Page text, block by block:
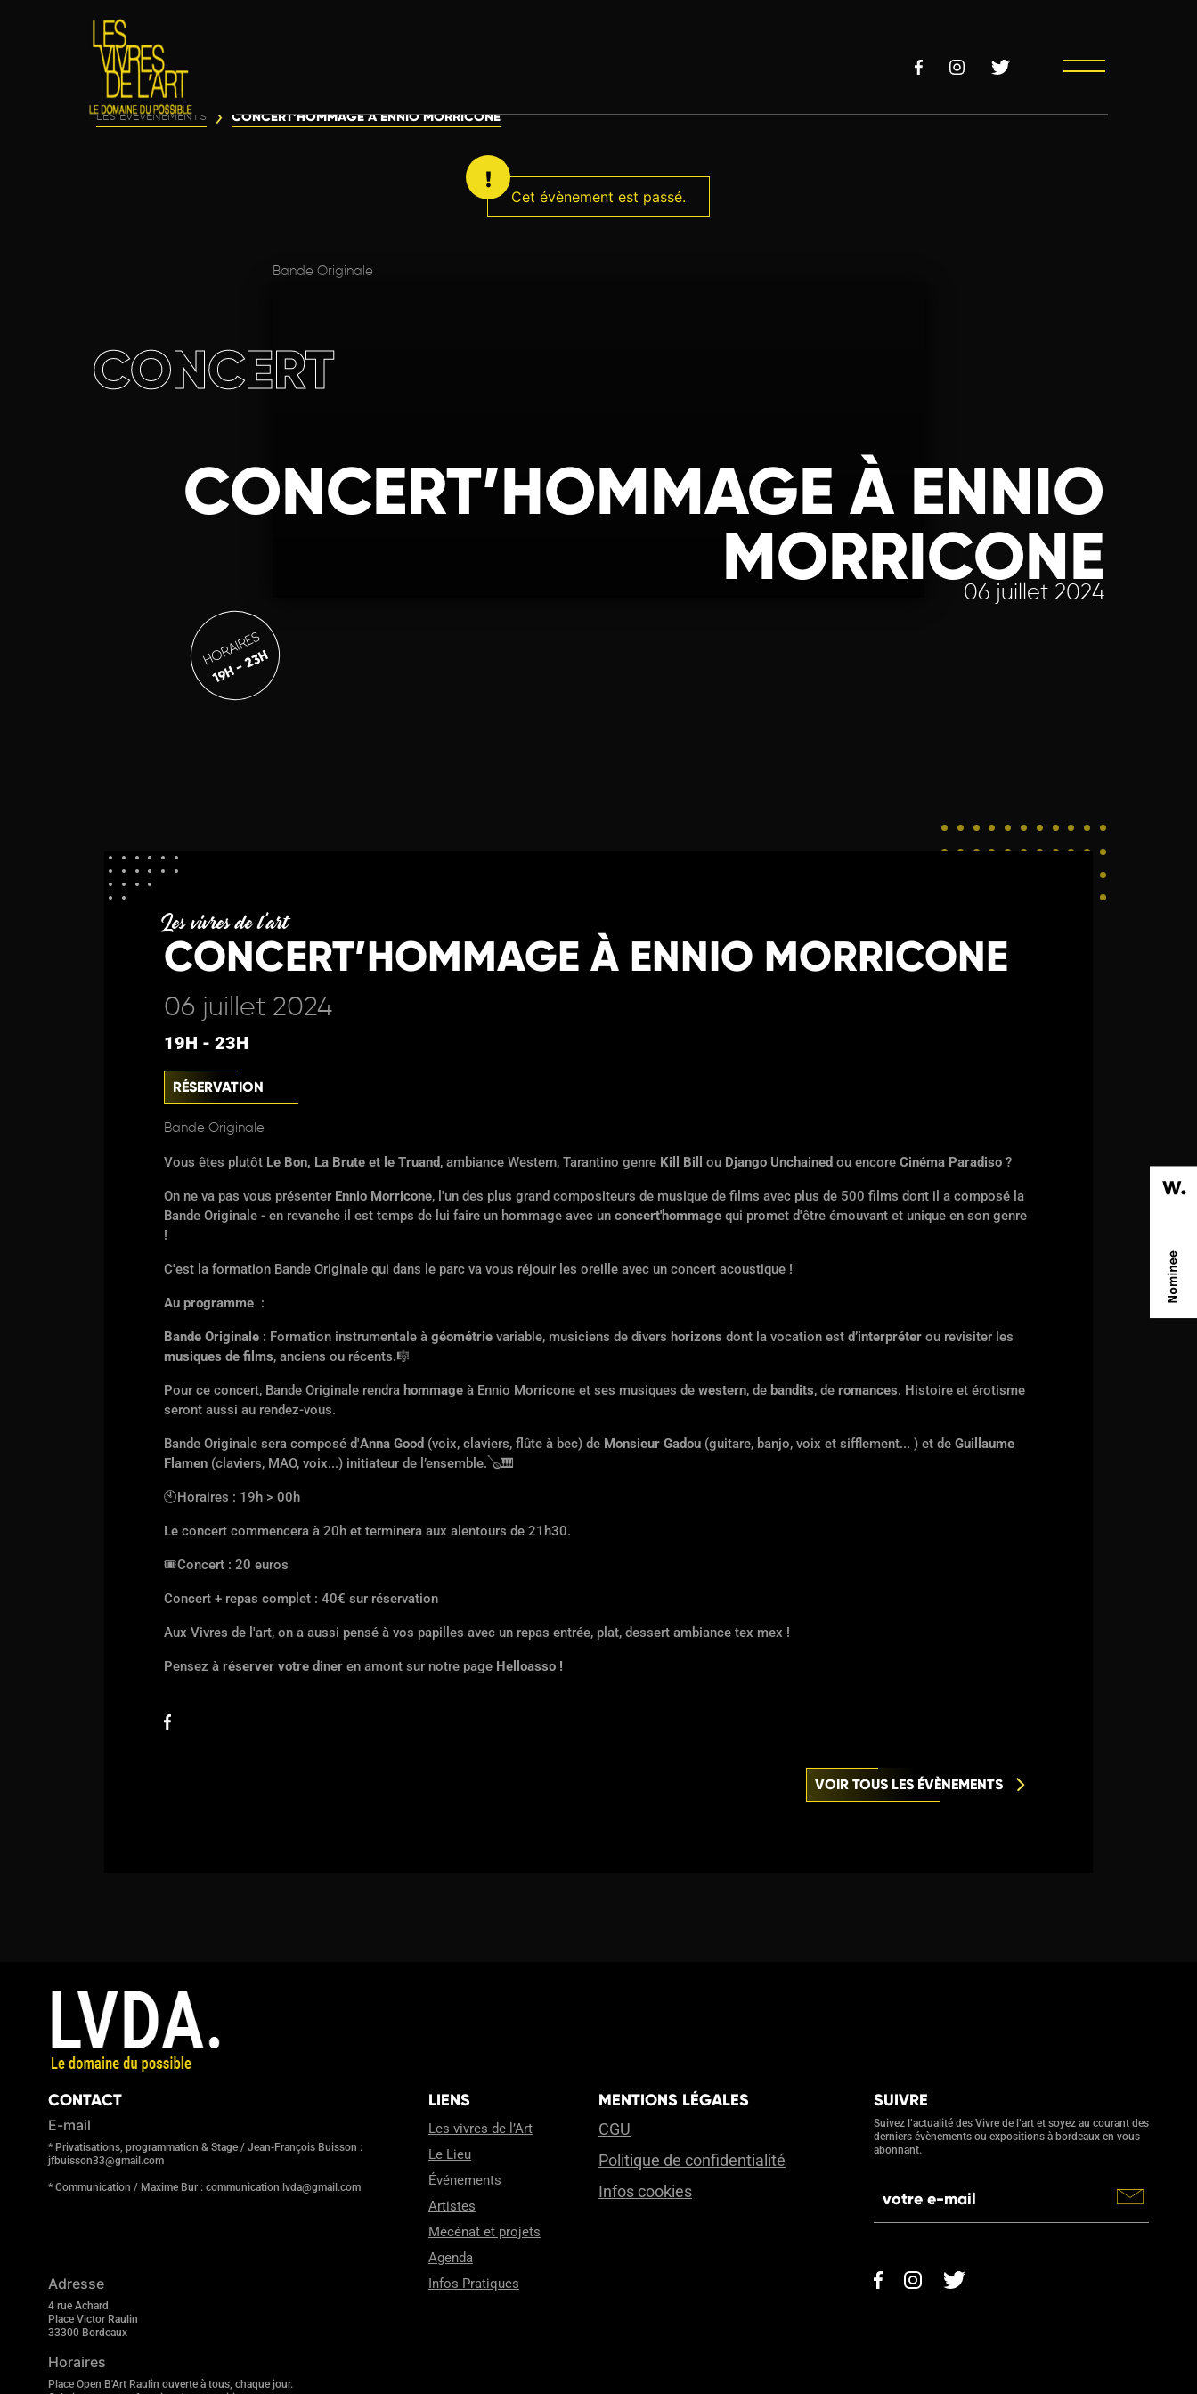
Cet évènement est passé.
LES ÉVÈVENEMENTS CONCERT’HOMMAGE À ENNIO MORRICONE
Bande Originale
CONCERT’HOMMAGE À ENNIO
MORRICONE
06 juillet 2024
CONCERT
HORAIRES
19H - 23H
Les vivres de l'art
CONCERT’HOMMAGE À ENNIO MORRICONE
06 juillet 2024
19H - 23H
RÉSERVATION
Bande Originale
Vous êtes plutôtLe Bon, La Brute et le Truand, ambiance Western, Tarantino genre Kill Bill ou Django Unchained ou encore Cinéma Paradiso ?
On ne va pas vous présenter Ennio Morricone, l'un des plus grand compositeurs de musique de films avec plus de 500 films dont il a composé la
Bande Originale - en revanche il est temps de lui faire un hommage avec un concert'hommage qui promet d'être émouvant et unique en son genre
!
C'est la formation Bande Originale qui dans le parc va vous réjouir les oreille avec un concert acoustique !
Au programme :
Bande Originale :Formation instrumentale à géométrievariable, musiciens de divers horizons dont la vocation est d’interpréterou revisiter les
musiques de films, anciens ou récents.🎼
Pour ce concert, Bande Originale rendra hommageà Ennio Morricone et ses musiques de western, de bandits, de romances. Histoire et érotisme
seront aussi au rendez-vous.
Bande Originale sera composé d'Anna Good (voix, claviers, flûte à bec) de Monsieur Gadou(guitare, banjo, voix et sifflement... ) et de Guillaume
Flamen(claviers, MAO, voix...) initiateur de l’ensemble. 🪕🎹
🕙 Horaires : 19h > 00h
Le concert commencera à 20h et terminera aux alentours de 21h30.
🎟Concert : 20 euros
Concert + repas complet : 40€ sur réservation
Aux Vivres de l'art, on a aussi pensé à vos papilles avec un repas entrée, plat, dessert ambiance tex mex !
Pensez à réserver votre diner en amont sur notre page Helloasso !
VOIR TOUS LES ÉVÈNEMENTS
CONTACT
E-mail
* Privatisations, programmation & Stage / Jean-François Buisson :
jfbuisson33@gmail.com
* Communication / Maxime Bur : communication.lvda@gmail.com
Adresse
4 rue Achard
Place Victor Raulin
33300 Bordeaux
Horaires
Place Open B'Art Raulin ouverte à tous, chaque jour.
LIENS
Les vivres de l’Art
Le Lieu
Événements
Artistes
Mécénat et projets
Agenda
Infos Pratiques
MENTIONS LÉGALES
CGU
Politique de confidentialité
Infos cookies
SUIVRE
Suivez l’actualité des Vivre de l’art et soyez au courant des
derniers évènements ou expositions à bordeaux en vous
abonnant.